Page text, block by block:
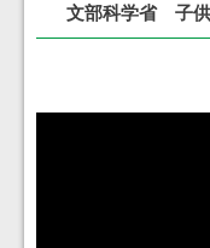
文部科学省 子